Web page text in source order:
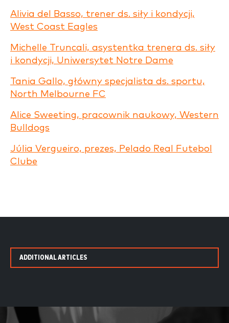
Alivia del Basso, trener ds. siły i kondycji,
West Coast Eagles
Michelle Truncali, asystentka trenera ds. siły
i kondycji, Uniwersytet Notre Dame
Tania Gallo, główny specjalista ds. sportu,
North Melbourne FC
Alice Sweeting, pracownik naukowy, Western
Bulldogs
Júlia Vergueiro, prezes, Pelado Real Futebol
Clube
ADDITIONAL ARTICLES